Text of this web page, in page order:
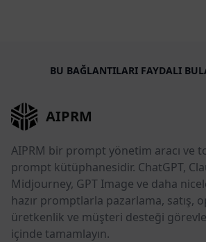
BU BAĞLANTILARI FAYDALI
AIPRM
AIPRM bir prompt yönetim aracı ve
prompt kütüphanesidir. ChatGPT,
Midjourney, GPT Image ve daha
hazır promptlarla pazarlama, satış,
üretkenlik ve müşteri desteği
içinde tamamlayın.